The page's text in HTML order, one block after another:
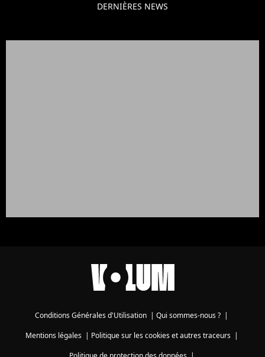
DERNIÈRES NEWS
Conditions Générales d'Utilisation | Qui sommes-nous ? |
Mentions légales| Politique sur les cookies et autres traceurs|